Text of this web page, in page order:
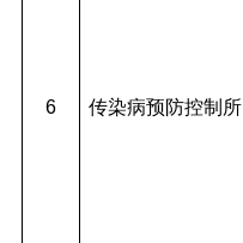
6 传染病预防控制所